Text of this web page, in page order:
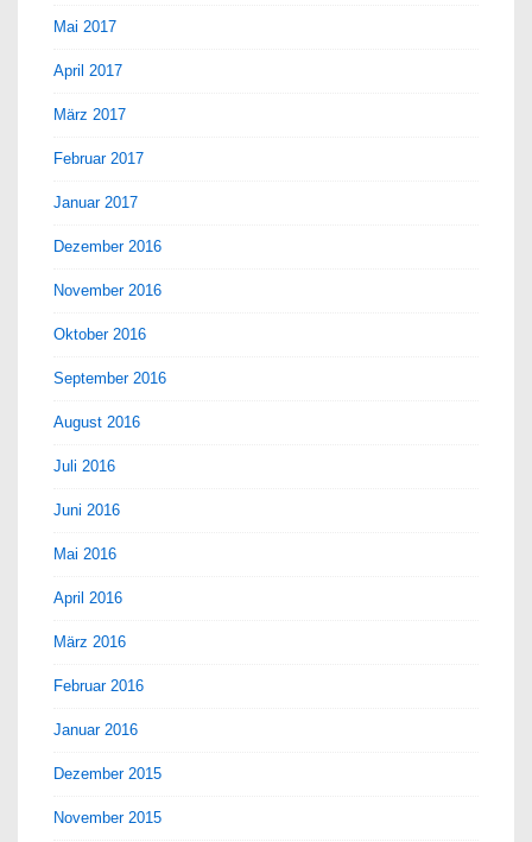
Mai 2017
April 2017
März 2017
Februar 2017
Januar 2017
Dezember 2016
November 2016
Oktober 2016
September 2016
August 2016
Juli 2016
Juni 2016
Mai 2016
April 2016
März 2016
Februar 2016
Januar 2016
Dezember 2015
November 2015